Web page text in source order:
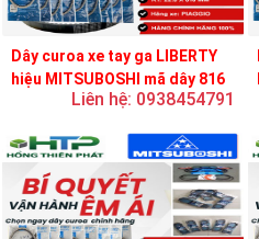
Dây curoa xe tay ga LIBERTY
hiệu MITSUBOSHI mã dây 816
Liên hệ: 0938454791